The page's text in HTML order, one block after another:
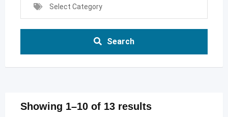
Select Category
Search
Showing 1–10 of 13 results